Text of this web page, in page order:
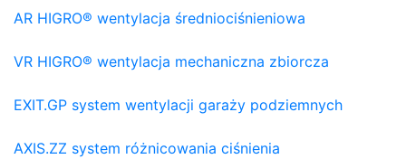
AR HIGRO® wentylacja średniociśnieniowa
VR HIGRO® wentylacja mechaniczna zbiorcza
EXIT.GP system wentylacji garaży podziemnych
AXIS.ZZ system różnicowania ciśnienia